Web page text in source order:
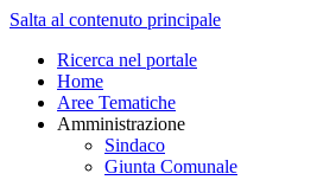
Salta al contenuto principale
Ricerca nel portale
Home
Aree Tematiche
Amministrazione
Sindaco
Giunta Comunale